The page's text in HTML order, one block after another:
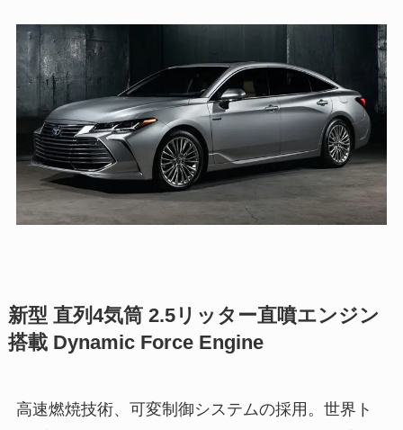
新型 直列4気筒 2.5リッター直噴エンジン
搭載 Dynamic Force Engine
高速燃焼技術、可変制御システムの採用。世界ト